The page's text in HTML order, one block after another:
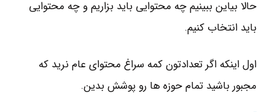
حالا بیاین ببینیم چه محتوایی باید بزاریم و چه محتوایی
باید انتخاب کنیم.
اول اینکه اگر تعدادتون کمه سراغ محتوای عام نرید که
مجبور باشید تمام حوزه ها رو پوشش بدین.